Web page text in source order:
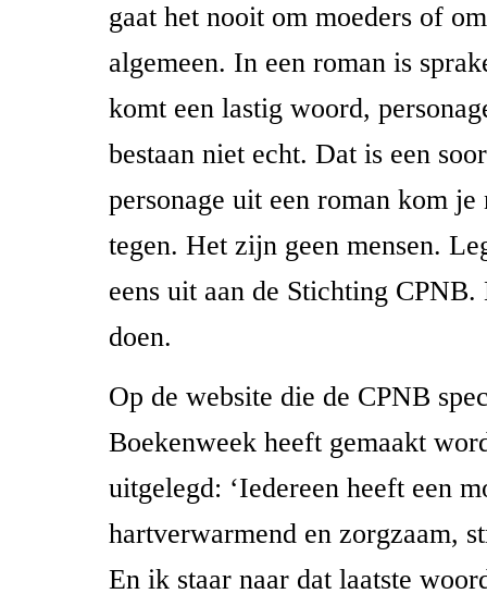
gaat het nooit om moeders of
algemeen. In een roman is
komt een lastig woord,
bestaan niet echt. Dat is een
personage uit een roman kom
tegen. Het zijn geen mensen.
eens uit aan de Stichting
doen.
Op de website die de CPNB
Boekenweek heeft gemaakt
uitgelegd: ‘Iedereen heeft een
hartverwarmend en zorgzaam,
En ik staar naar dat laatste